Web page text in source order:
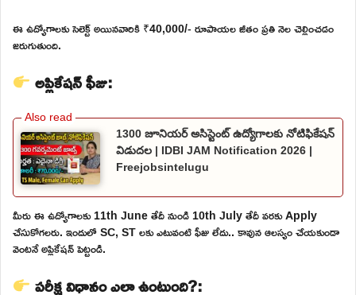
ఈ ఉద్యోగాలకు సెలెక్ట్ అయినవారికి ₹40,000/- రూపాయల జీతం ప్రతి నెల చెల్లించడం
జరుగుతుంది.
అప్లికేషన్ ఫీజు:
1300 జూనియర్ అసిస్టెంట్ ఉద్యోగాలకు నోటిఫికేషన్
విడుదల | IDBI JAM Notification 2026 |
Freejobsintelugu
మీరు ఈ ఉద్యోగాలకు 11th June తేదీ నుండి 10th July తేదీ వరకు Apply
చేసుకోగలరు. ఇందులో SC, ST లకు ఎటువంటి ఫీజు లేదు.. కావున ఆలస్యం చేయకుండా
వెంటనే అప్లికేషన్ పెట్టండి.
పరీక్ష విధానం ఎలా ఉంటుంది?: